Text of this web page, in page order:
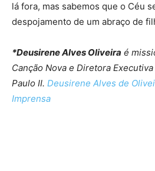
lá fora, mas sabemos que o Céu
despojamento de um abraço de
*Deusirene Alves Oliveira é
Canção Nova e Diretora
Paulo II. Deusirene Alves de
Imprensa